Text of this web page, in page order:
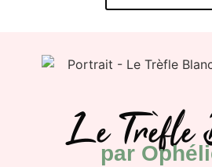
Le Trèfle
par